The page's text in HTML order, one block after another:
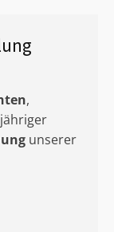
,
unserer